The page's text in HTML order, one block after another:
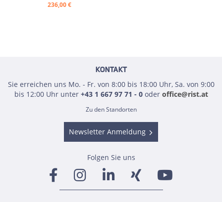
236,00 €
KONTAKT
Sie erreichen uns Mo. - Fr. von 8:00 bis 18:00 Uhr, Sa. von 9:00
bis 12:00 Uhr unter +43 1 667 97 71 - 0oder office@rist.at
Zu den Standorten
Newsletter Anmeldung
Folgen Sie uns